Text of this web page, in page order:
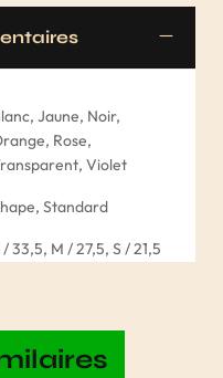
Jaune, Noir,
Rose,
Violet
Standard
/ 33,5, M / 27,5, S / 21,5